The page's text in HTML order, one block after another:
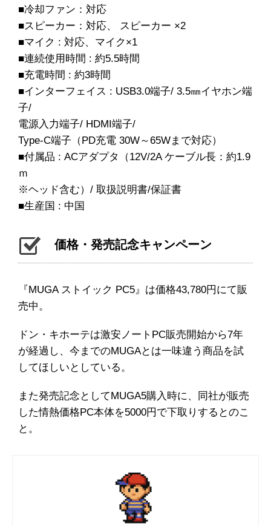
■冷却ファン：対応
■スピーカー：対応、 スピーカー ×2
■マイク : 対応、マイク×1
■連続使用時間 : 約5.5時間
■充電時間 : 約3時間
■インターフェイス : USB3.0端子/ 3.5㎜イヤホン端
子/
電源入力端子/ HDMI端子/
Type-C端子（PD充電 30W～65Wまで対応）
■付属品 : ACアダプタ（12V/2A ケーブル長：約1.9
ｍ
※ヘッド含む）/ 取扱説明書/保証書
■生産国 : 中国
価格・発売記念キャンペーン
『MUGA ストイック PC5』は価格43,780円にて販
売中。
ドン・キホーテは激安ノートPC販売開始から7年
が経過し、今までのMUGAとは一味違う商品を試
してほしいとしている。
また発売記念としてMUGA5購入時に、同社が販売
した情熱価格PC本体を5000円で下取りするとのこ
と。